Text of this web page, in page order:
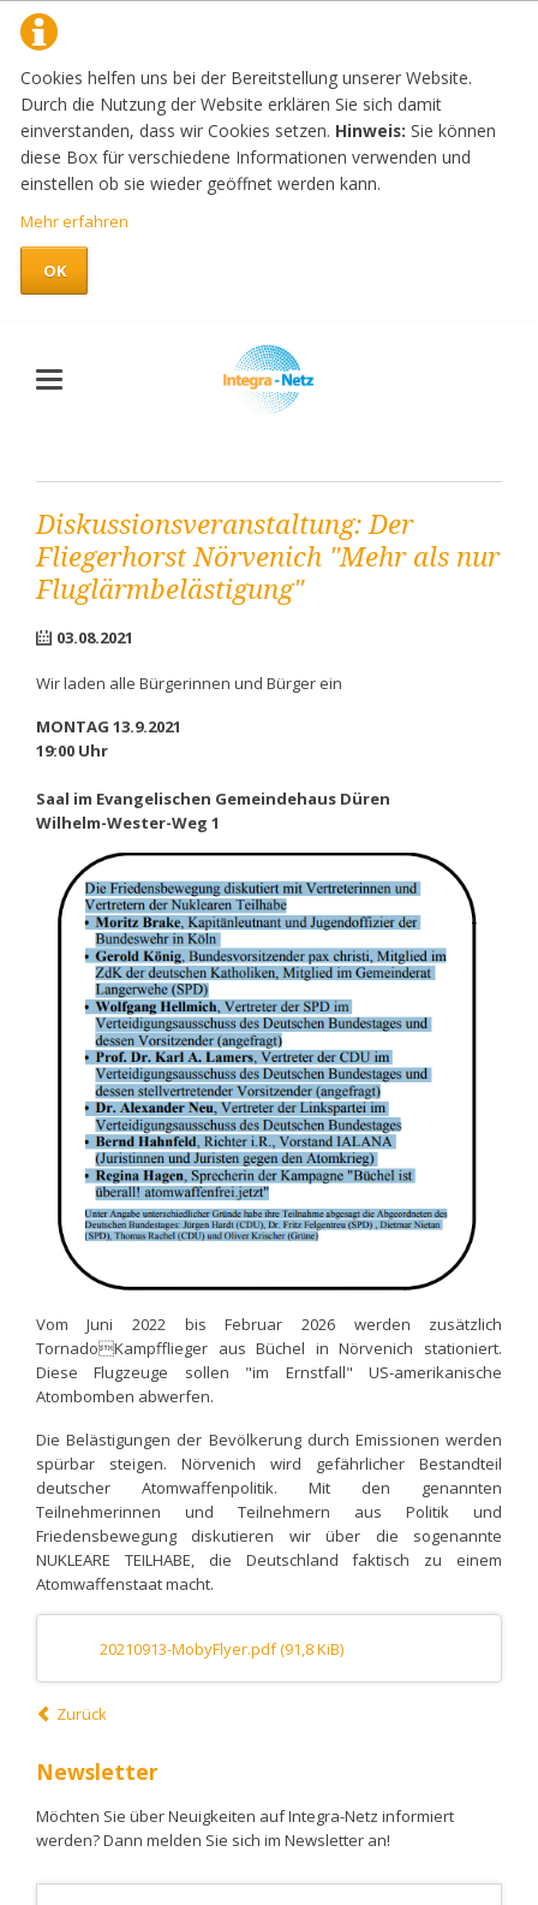
Cookies helfen uns bei der Bereitstellung unserer Website.
Durch die Nutzung der Website erklären Sie sich damit
einverstanden, dass wir Cookies setzen. Hinweis: Sie können
diese Box für verschiedene Informationen verwenden und
einstellen ob sie wieder geöffnet werden kann.
Mehr erfahren
OK
Diskussionsveranstaltung: Der
Fliegerhorst Nörvenich "Mehr als nur
Fluglärmbelästigung"
03.08.2021
Wir laden alle Bürgerinnen und Bürger ein
MONTAG 13.9.2021
19:00 Uhr
Saal im Evangelischen Gemeindehaus Düren
Wilhelm-Wester-Weg 1
Vom Juni 2022 bis Februar 2026 werden zusätzlich
TornadoKampfflieger aus Büchel in Nörvenich stationiert.
Diese Flugzeuge sollen "im Ernstfall" US-amerikanische
Atombomben abwerfen.
Die Belästigungen der Bevölkerung durch Emissionen werden
spürbar steigen. Nörvenich wird gefährlicher Bestandteil
deutscher Atomwaffenpolitik. Mit den genannten
Teilnehmerinnen und Teilnehmern aus Politik und
Friedensbewegung diskutieren wir über die sogenannte
NUKLEARE TEILHABE, die Deutschland faktisch zu einem
Atomwaffenstaat macht.
20210913-MobyFlyer.pdf(91,8 KiB)
Zurück
Newsletter
Möchten Sie über Neuigkeiten auf Integra-Netz informiert
werden? Dann melden Sie sich im Newsletter an!